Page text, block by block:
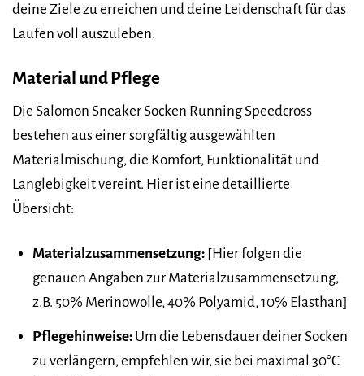
deine Ziele zu erreichen und deine Leidenschaft für das
Laufen voll auszuleben.
Material und Pflege
Die Salomon Sneaker Socken Running Speedcross
bestehen aus einer sorgfältig ausgewählten
Materialmischung, die Komfort, Funktionalität und
Langlebigkeit vereint. Hier ist eine detaillierte
Übersicht:
Materialzusammensetzung:[Hier folgen die
genauen Angaben zur Materialzusammensetzung,
z.B. 50% Merinowolle, 40% Polyamid, 10% Elasthan]
Pflegehinweise:Um die Lebensdauer deiner Socken
zu verlängern, empfehlen wir, sie bei maximal 30°C